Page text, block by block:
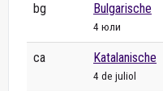
bg Bulgarische
4 юли
ca Katalanische
4 de juliol